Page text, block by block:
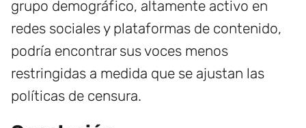
grupo demográfico, altamente activo en
redes sociales y plataformas de contenido,
podría encontrar sus voces menos
restringidas a medida que se ajustan las
políticas de censura.